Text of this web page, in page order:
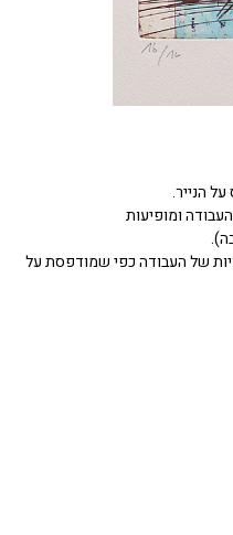
הנייר.
ומופיעות
של העבודה כפי שמודפסת על